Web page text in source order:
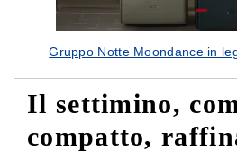
Gruppo Notte Moondance in
Il settimino,
compatto,